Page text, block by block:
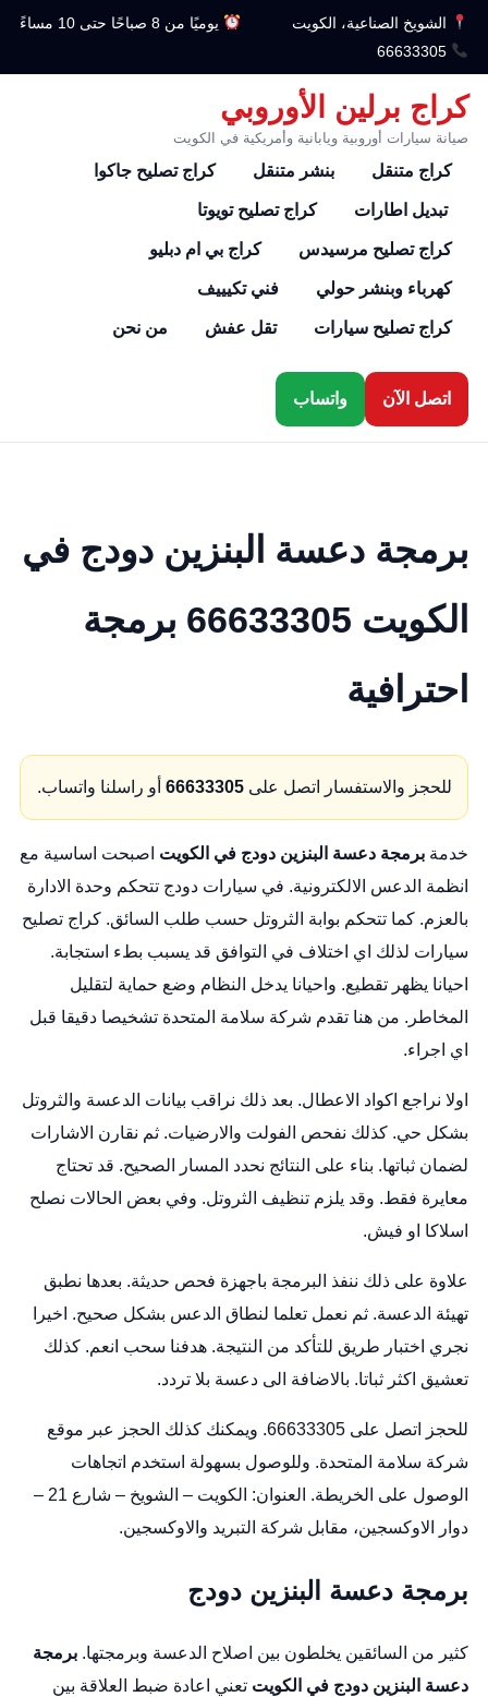
الشويخ الصناعية، الكويت
يوميًا من 8 صباحًا حتى 10 مساءً
66633305
كراج برلين الأوروبي
صيانة سيارات أوروبية ويابانية وأمريكية في الكويت
كراج متنقل بنشر متنقل كراج تصليح جاكوا
تبديل اطارات كراج تصليح تويوتا
كراج تصليح مرسيدس كراج بي ام دبليو
كهرباء وبنشر حولي فني تكيييف
كراج تصليح سيارات تقل عفش من نحن
اتصل الآن واتساب
برمجة دعسة البنزين دودج في
الكويت 66633305 برمجة
احترافية
للحجز والاستفسار اتصل على 66633305أو راسلنا واتساب.
خدمة برمجة دعسة البنزين دودج في الكويت اصبحت اساسية مع
انظمة الدعس الالكترونية. في سيارات دودج تتحكم وحدة الادارة
بالعزم. كما تتحكم بوابة الثروتل حسب طلب السائق. كراج تصليح
سيارات لذلك اي اختلاف في التوافق قد يسبب بطء استجابة.
احيانا يظهر تقطيع. واحيانا يدخل النظام وضع حماية لتقليل
المخاطر. من هنا تقدم شركة سلامة المتحدة تشخيصا دقيقا قبل
اي اجراء.
اولا نراجع اكواد الاعطال. بعد ذلك نراقب بيانات الدعسة والثروتل
بشكل حي. كذلك نفحص الفولت والارضيات. ثم نقارن الاشارات
لضمان ثباتها. بناء على النتائج نحدد المسار الصحيح. قد تحتاج
معايرة فقط. وقد يلزم تنظيف الثروتل. وفي بعض الحالات نصلح
اسلاكا او فيش.
علاوة على ذلك ننفذ البرمجة باجهزة فحص حديثة. بعدها نطبق
تهيئة الدعسة. ثم نعمل تعلما لنطاق الدعس بشكل صحيح. اخيرا
نجري اختبار طريق للتأكد من النتيجة. هدفنا سحب انعم. كذلك
تعشيق اكثر ثباتا. بالاضافة الى دعسة بلا تردد.
للحجز اتصل على 66633305. ويمكنك كذلك الحجز عبر
موقع
شركة سلامة المتحدة. وللوصول بسهولة استخدم اتجاهات
الوصول على الخريطة
. العنوان: الكويت – الشويخ – شارع 21 –
دوار الاوكسجين، مقابل شركة التبريد والاوكسجين.
برمجة دعسة البنزين دودج
كثير من السائقين يخلطون بين اصلاح الدعسة وبرمجتها. برمجة
دعسة البنزين دودج في الكويت تعني اعادة ضبط العلاقة بين